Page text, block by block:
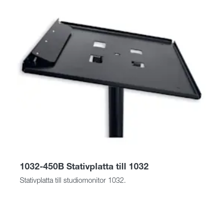
1032-450B Stativplatta till 1032
Stativplatta till studiomonitor 1032.